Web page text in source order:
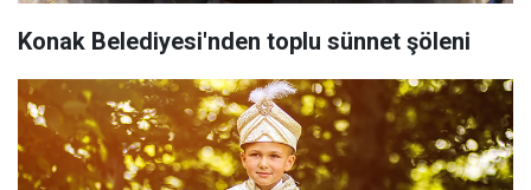
Konak Belediyesi'nden toplu sünnet şöleni